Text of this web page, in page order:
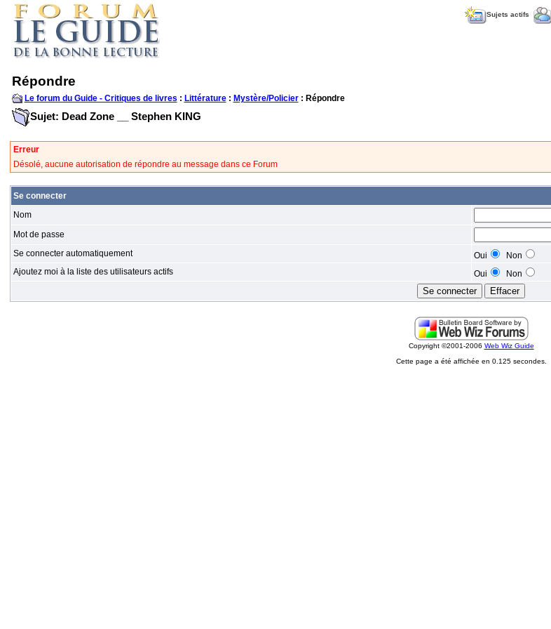
Sujets actifs
Répondre
Le forum du Guide - Critiques de livres : Littérature: Mystère/Policier: Répondre
Sujet: Dead Zone __ Stephen KING
Erreur
Désolé, aucune autorisation de répondre au message dans ce Forum
Se connecter
Nom
Mot de passe
Se connecter automatiquement
Oui
Non
Ajoutez moi à la liste des utilisateurs actifs
Oui Non
Copyright ©2001-2006 Web Wiz Guide
Cette page a été affichée en 0.125 secondes.